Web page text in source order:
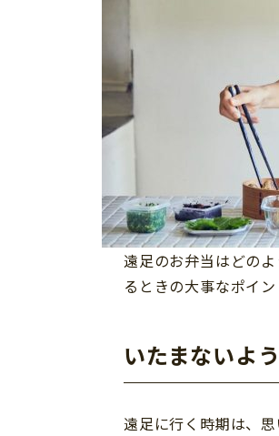
遠足のお弁当はどの
るときの大事なポイン
いたまないよ
遠足に行く時期は、